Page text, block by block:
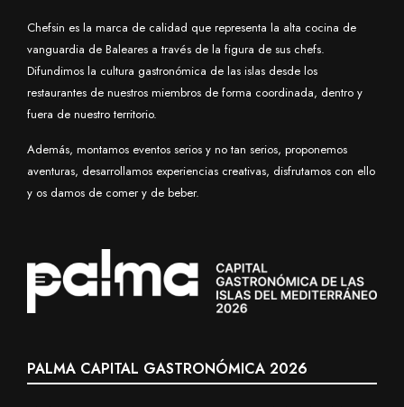
Chefsin es la marca de calidad que representa la alta cocina de
vanguardia de Baleares a través de la figura de sus chefs.
Difundimos la cultura gastronómica de las islas desde los
restaurantes de nuestros miembros de forma coordinada, dentro y
fuera de nuestro territorio.
Además, montamos eventos serios y no tan serios, proponemos
aventuras, desarrollamos experiencias creativas, disfrutamos con ello
y os damos de comer y de beber.
PALMA CAPITAL GASTRONÓMICA 2026